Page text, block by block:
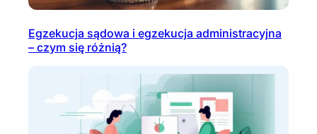
Egzekucja sądowa i egzekucja administracyjna
– czym się różnią?